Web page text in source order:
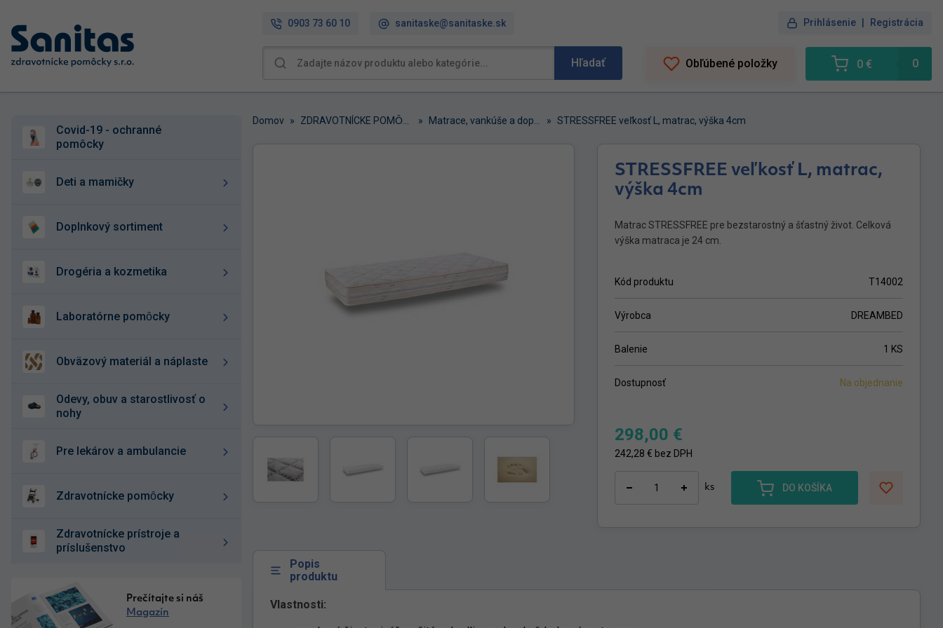
0903 73 60 10 sanitaske@sanitaske.sk
Hľadať
Prihlásenie Registrácia
Obľúbené položky 0 € 0
covid-19 - ochranné
pomôcky
deti a mamičky
doplnkový sortiment
drogéria a kozmetika
laboratórne pomȏcky
obväzový materiál a náplaste
odevy, obuv a starostlivosť o
nohy
pre lekárov a ambulancie
zdravotnícke pomȏcky
zdravotnícke prístroje a
príslušenstvo
Prečítajte si náš
Magazín
Domov » » » STRESSFREE veľkosť L, matrac, výška 4cm
STRESSFREE veľkosť L, matrac,
výška 4cm
Matrac STRESSFREE pre bezstarostný a šťastný život. Celková
výška matraca je 24 cm.
Kód produktu T14002
Výrobca DREAMBED
Balenie 1 KS
Dostupnosť Na objednanie
298,00 €
242,28 € bez DPH
ks DO KOŠÍKA
Popis
produktu
Vlastnosti: